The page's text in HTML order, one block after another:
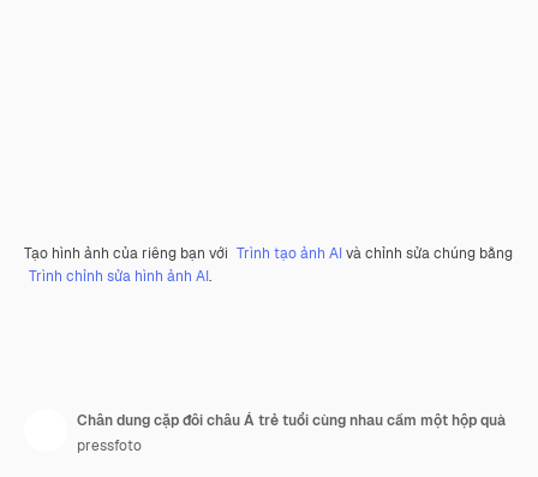
Tạo hình ảnh của riêng bạn với Trình tạo ảnh AIvà chỉnh sửa chúng bằng
Trình chỉnh sửa hình ảnh AI.
Chân dung cặp đôi châu Á trẻ tuổi cùng nhau cầm một hộp quà
pressfoto